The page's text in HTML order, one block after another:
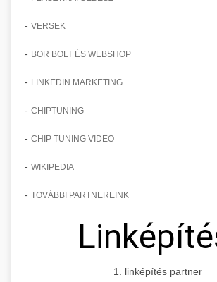
- VERSEK
- BOR BOLT ÉS WEBSHOP
- LINKEDIN MARKETING
- CHIPTUNING
- CHIP TUNING VIDEO
- WIKIPEDIA
- TOVÁBBI PARTNEREINK
1. linképítés partner